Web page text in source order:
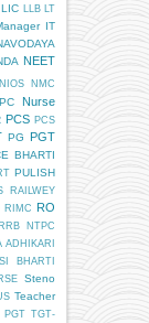
LIC LLB LT
IT
NEET
NIOS
NMC
Nurse
PCS PCS
PG PGT
BHARTI
PULISH
RAILWEY
RIMC RO
RRB NTPC
ADHIKARI
SI BHARTI
Steno
Teacher
PGT TGT-